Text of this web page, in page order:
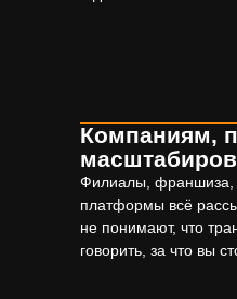
Компаниям,
Филиалы, франшиза,
платформы всё
не понимают, что
говорить, за что вы